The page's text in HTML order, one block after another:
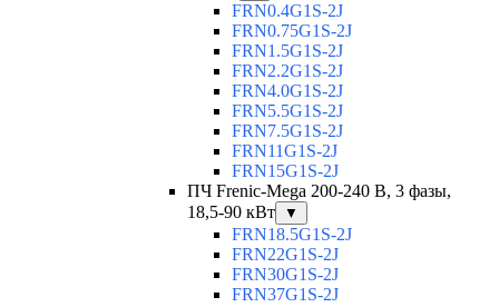
FRN0.4G1S-2J
FRN0.75G1S-2J
FRN1.5G1S-2J
FRN2.2G1S-2J
FRN4.0G1S-2J
FRN5.5G1S-2J
FRN7.5G1S-2J
FRN11G1S-2J
FRN15G1S-2J
ПЧ Frenic-Mega 200-240 В, 3 фазы,
18,5-90 кВт
▼
FRN18.5G1S-2J
FRN22G1S-2J
FRN30G1S-2J
FRN37G1S-2J